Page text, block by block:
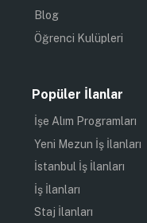
Blog
Öğrenci Kulüpleri
Popüler İlanlar
İşe Alım Programları
Yeni Mezun İş İlanları
İstanbul İş İlanları
İş İlanları
Staj İlanları